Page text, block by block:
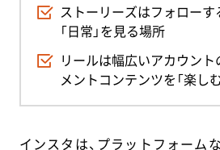
ストーリーズはフォロー
「日常」を見る場所
リールは幅広いアカウン
メントコンテンツを「楽し
インスタは、プラットフォーム